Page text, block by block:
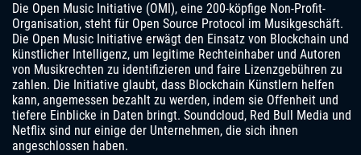
Die Open Music Initiative (OMI), eine 200-köpfige Non-Profit-
Organisation, steht für Open Source Protocol im Musikgeschäft.
Die Open Music Initiative erwägt den Einsatz von Blockchain und
künstlicher Intelligenz, um legitime Rechteinhaber und Autoren
von Musikrechten zu identifizieren und faire Lizenzgebühren zu
zahlen. Die Initiative glaubt, dass Blockchain Künstlern helfen
kann, angemessen bezahlt zu werden, indem sie Offenheit und
tiefere Einblicke in Daten bringt. Soundcloud, Red Bull Media und
Netflix sind nur einige der Unternehmen, die sich ihnen
angeschlossen haben.